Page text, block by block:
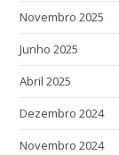
Novembro 2025
Junho 2025
Abril 2025
Dezembro 2024
Novembro 2024